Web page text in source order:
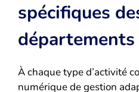
spécifiques
départements
À chaque type d’activité
numérique de gestion